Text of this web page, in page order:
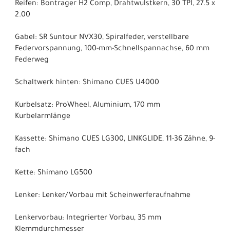
Reifen: Bontrager H2 Comp, Drahtwulstkern, 30 TPI, 27.5 x
2.00
Gabel: SR Suntour NVX30, Spiralfeder, verstellbare
Federvorspannung, 100-mm-Schnellspannachse, 60 mm
Federweg
Schaltwerk hinten: Shimano CUES U4000
Kurbelsatz: ProWheel, Aluminium, 170 mm
Kurbelarmlänge
Kassette: Shimano CUES LG300, LINKGLIDE, 11-36 Zähne, 9-
fach
Kette: Shimano LG500
Lenker: Lenker/Vorbau mit Scheinwerferaufnahme
Lenkervorbau: Integrierter Vorbau, 35 mm
Klemmdurchmesser